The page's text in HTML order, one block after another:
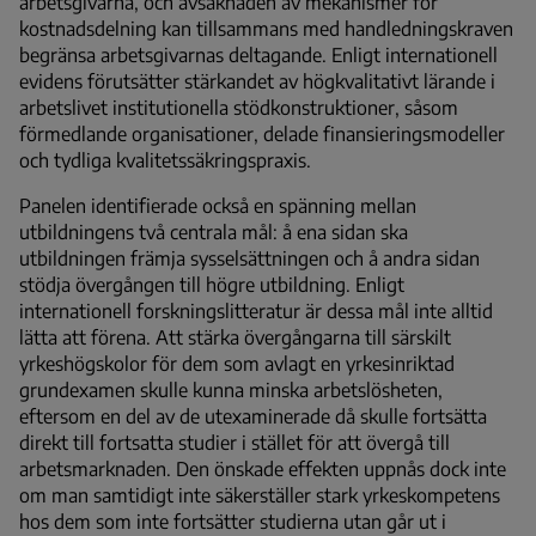
kostnadsdelning kan tillsammans med handledningskraven
begränsa arbetsgivarnas deltagande. Enligt internationell
evidens förutsätter stärkandet av högkvalitativt lärande i
arbetslivet institutionella stödkonstruktioner, såsom
förmedlande organisationer, delade finansieringsmodeller
och tydliga kvalitetssäkringspraxis.
Panelen identifierade också en spänning mellan
utbildningens två centrala mål: å ena sidan ska
utbildningen främja sysselsättningen och å andra sidan
stödja övergången till högre utbildning. Enligt
internationell forskningslitteratur är dessa mål inte alltid
lätta att förena. Att stärka övergångarna till särskilt
yrkeshögskolor för dem som avlagt en yrkesinriktad
grundexamen skulle kunna minska arbetslösheten,
eftersom en del av de utexaminerade då skulle fortsätta
direkt till fortsatta studier i stället för att övergå till
arbetsmarknaden. Den önskade effekten uppnås dock inte
om man samtidigt inte säkerställer stark yrkeskompetens
hos dem som inte fortsätter studierna utan går ut i